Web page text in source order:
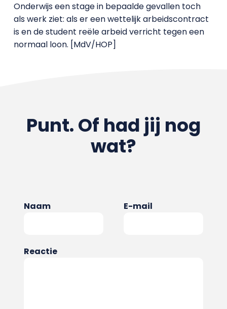
Onderwijs een stage in bepaalde gevallen toch
als werk ziet: als er een wettelijk arbeidscontract
is en de student reële arbeid verricht tegen een
normaal loon. [MdV/HOP]
Punt. Of had jij nog
wat?
Naam E-mail
Reactie